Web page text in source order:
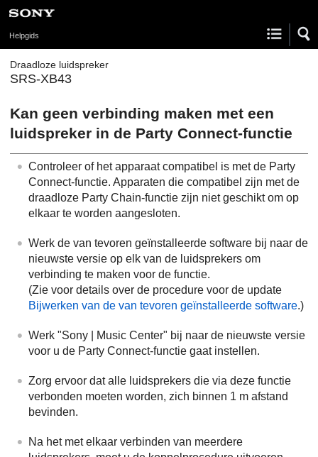
Helpgids
Draadloze luidspreker
SRS-XB43
Kan geen verbinding maken met een
luidspreker in de Party Connect-functie
Controleer of het apparaat compatibel is met de Party
Connect-functie. Apparaten die compatibel zijn met de
draadloze Party Chain-functie zijn niet geschikt om op
elkaar te worden aangesloten.
Werk de van tevoren geïnstalleerde software bij naar de
nieuwste versie op elk van de luidsprekers om
verbinding te maken voor de functie.
(Zie voor details over de procedure voor de update
Bijwerken van de van tevoren geïnstalleerde software.)
Werk "Sony | Music Center" bij naar de nieuwste versie
voor u de Party Connect-functie gaat instellen.
Zorg ervoor dat alle luidsprekers die via deze functie
verbonden moeten worden, zich binnen 1 m afstand
bevinden.
Na het met elkaar verbinden van meerdere